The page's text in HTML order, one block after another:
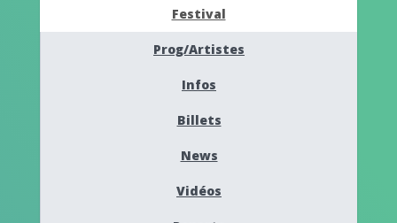
Festival
Prog/Artistes
Infos
Billets
News
Vidéos